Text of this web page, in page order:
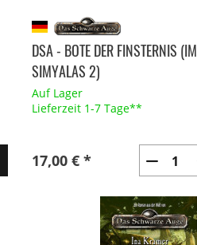
DSA - BOTE DER FINSTERNIS
SIMYALAS 2)
Auf Lager
Lieferzeit 1-7 Tage**
17,00 € *